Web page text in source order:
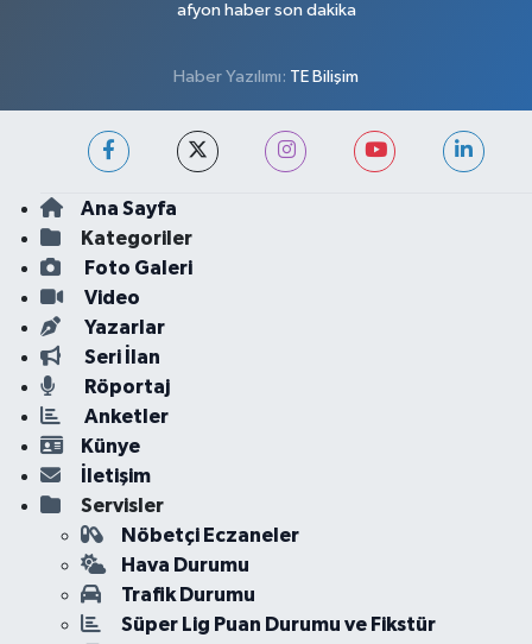
afyon haber son dakika
Haber Yazılımı: TE Bilişim
Ana Sayfa
Kategoriler
Foto Galeri
Video
Yazarlar
Seri İlan
Röportaj
Anketler
Künye
İletişim
Servisler
Nöbetçi Eczaneler
Hava Durumu
Trafik Durumu
Süper Lig Puan Durumu ve Fikstür